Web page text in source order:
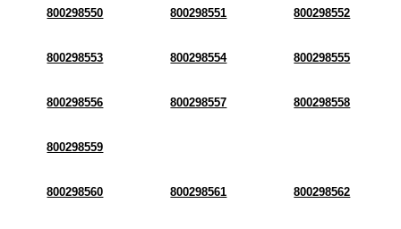
800298550 800298551 800298552
800298553 800298554 800298555
800298556 800298557 800298558
800298559
800298560 800298561 800298562